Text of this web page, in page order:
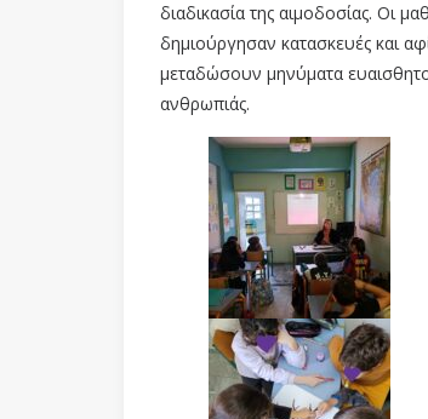
διαδικασία της αιμοδοσίας. Οι
δημιούργησαν κατασκευές και
μεταδώσουν μηνύματα
ανθρωπιάς.